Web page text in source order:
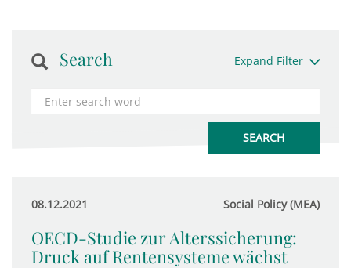
Search Expand Filter
08.12.2021 Social Policy (MEA)
OECD-Studie zur Alterssicherung:
Druck auf Rentensysteme wächst